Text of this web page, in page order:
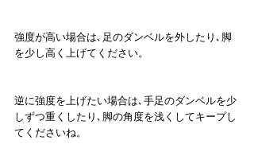
強度が高い場合は､足のダンベルを外したり､脚
を少し高く上げてください。
逆に強度を上げたい場合は､手足のダンベルを少
しずつ重くしたり､脚の角度を浅くしてキープし
てくださいね。